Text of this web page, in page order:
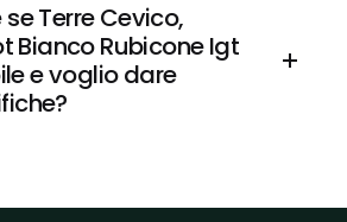
Terre Cevico,
Bianco Rubicone Igt
e voglio dare